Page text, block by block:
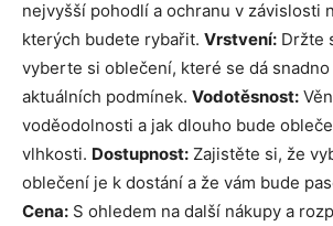
nejvyšší pohodlí a ochranu v závislosti
kterých budete rybařit. Vrstvení: Držte
vyberte si oblečení, které se dá
aktuálních podmínek. Vodotěsnost:
voděodolnosti a jak dlouho bude
vlhkosti. Dostupnost: Zajistěte si, že
oblečení je k dostání a že vám bude
Cena: S ohledem na další nákupy a